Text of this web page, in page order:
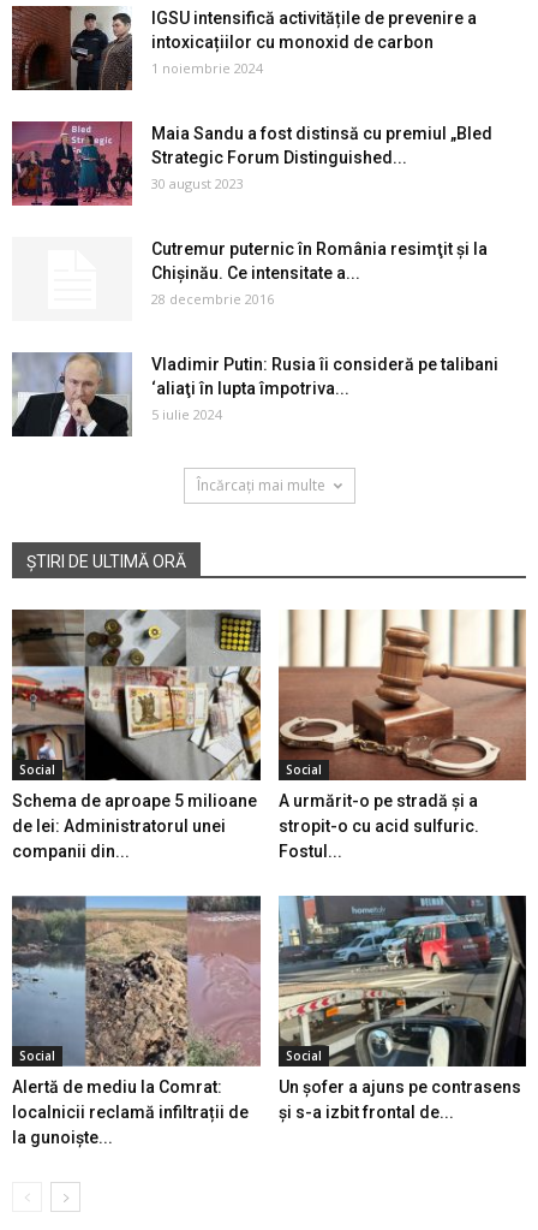
IGSU intensifică activitățile de prevenire a
intoxicațiilor cu monoxid de carbon
1 noiembrie 2024
Maia Sandu a fost distinsă cu premiul „Bled
Strategic Forum Distinguished...
30 august 2023
Cutremur puternic în România resimţit şi la
Chişinău. Ce intensitate a...
28 decembrie 2016
Vladimir Putin: Rusia îi consideră pe talibani
‘aliaţi în lupta împotriva...
5 iulie 2024
Încărcați mai multe
ȘTIRI DE ULTIMĂ ORĂ
Social
Schema de aproape 5 milioane
de lei: Administratorul unei
companii din...
Social
A urmărit-o pe stradă și a
stropit-o cu acid sulfuric.
Fostul...
Social
Alertă de mediu la Comrat:
localnicii reclamă infiltrații de
la gunoiște...
Social
Un șofer a ajuns pe contrasens
și s-a izbit frontal de...